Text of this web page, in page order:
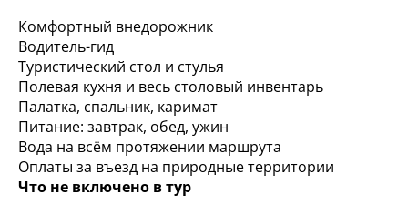
Комфортный внедорожник
Водитель-гид
Туристический стол и стулья
Полевая кухня и весь столовый инвентарь
Палатка, спальник, каримат
Питание: завтрак, обед, ужин
Вода на всём протяжении маршрута
Оплаты за въезд на природные территории
Что не включено в тур